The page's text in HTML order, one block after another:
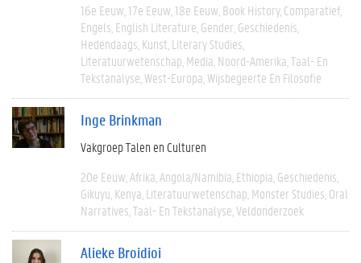
16e Eeuw 17e Eeuw 18e Eeuw Book History Comparatief
Engels English Literature Gender Geschiedenis
Hedendaags Kunst Literary Studies
Literatuurwetenschap Media Noord-Amerika Taal- En
Tekstanalyse West-Europa Wijsbegeerte En Filosofie
Inge Brinkman
Vakgroep Talen en Culturen
20e Eeuw Afrika Angola/Namibia Ethiopia Geschiedenis
Gikuyu Kenya Literatuurwetenschap Monster Studies Oral
Narratives Taal- En Tekstanalyse Veldonderzoek
Alieke Broidioi